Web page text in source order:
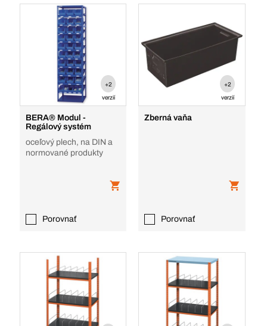
+2
verzií
BERA® Modul -
Regálový systém
oceľový plech, na DIN a
normované produkty
Porovnať
+2
verzií
Zberná vaňa
Porovnať